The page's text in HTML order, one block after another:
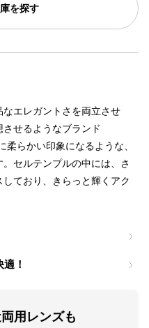
！
用レンズも
を探す
エレガントさを両立させ
せるようなブランド
柔らかい印象になるような、
セルテンプルの中には、さ
ており、きらっと輝くアク